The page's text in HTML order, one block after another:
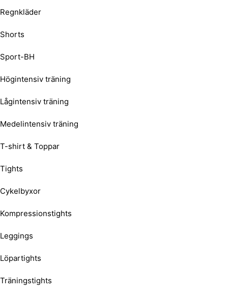
Regnkläder
Shorts
Sport-BH
Högintensiv träning
Lågintensiv träning
Medelintensiv träning
T-shirt & Toppar
Tights
Cykelbyxor
Kompressionstights
Leggings
Löpartights
Träningstights